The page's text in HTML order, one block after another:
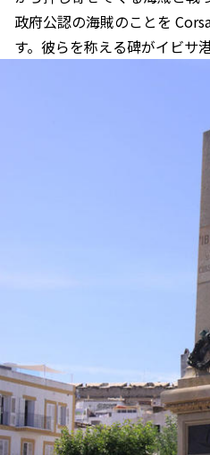
政府公認の海賊のことを
す。彼らを称える碑がイビサ